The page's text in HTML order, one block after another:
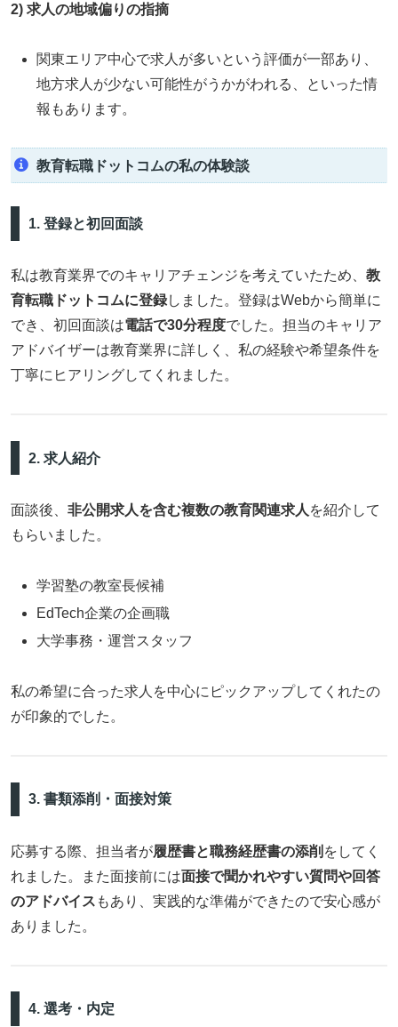
2) 求人の地域偏りの指摘
関東エリア中心で求人が多いという評価が一部あり、
地方求人が少ない可能性がうかがわれる、といった情
報もあります。
教育転職ドットコムの私の体験談
1. 登録と初回面談
私は教育業界でのキャリアチェンジを考えていたため、 教
育転職ドットコムに登録しました。登録はWebから簡単に
でき、初回面談は電話で30分程度でした。担当のキャリア
アドバイザーは教育業界に詳しく、私の経験や希望条件を
丁寧にヒアリングしてくれました。
2. 求人紹介
面談後、 非公開求人を含む複数の教育関連求人 を紹介して
もらいました。
学習塾の教室長候補
EdTech企業の企画職
大学事務・運営スタッフ
私の希望に合った求人を中心にピックアップしてくれたの
が印象的でした。
3. 書類添削・面接対策
応募する際、担当者が履歴書と職務経歴書の添削 をしてく
れました。また面接前には面接で聞かれやすい質問や回答
のアドバイス もあり、実践的な準備ができたので安心感が
ありました。
4. 選考・内定